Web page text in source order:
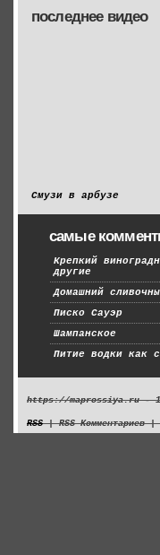
последнее видео
Смузи в арбузе
самые
Крепкий
другие
Домашний
Писко Сауэр
Шампанское
Питие водки как
https://maprossiya.ru -
RSS| RSS Комментариев |